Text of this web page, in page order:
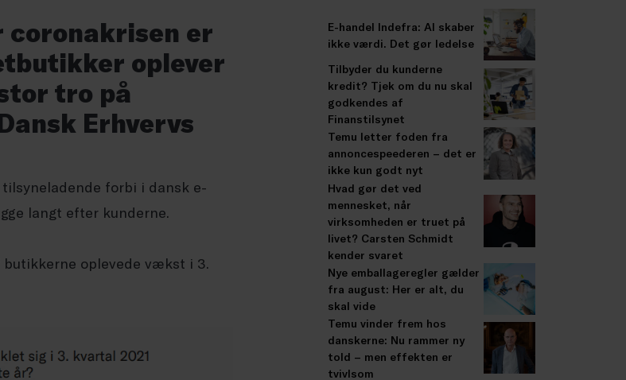
coronakrisen er
oplever
tro på
Erhvervs
forbi i dansk e-
langt efter kunderne.
butikkerne oplevede vækst i 3.
E-handel Indefra: AI skaber
ikke værdi. Det gør ledelse
Tilbyder du kunderne
kredit? Tjek om du nu skal
godkendes af
Finanstilsynet
Temu letter foden fra
annoncespeederen – det er
ikke kun godt nyt
Hvad gør det ved
mennesket, når
virksomheden er truet på
livet? Carsten Schmidt
kender svaret
Nye emballageregler gælder
fra august: Her er alt, du
skal vide
Temu vinder frem hos
danskerne: Nu rammer ny
told – men effekten er
tvivlsom